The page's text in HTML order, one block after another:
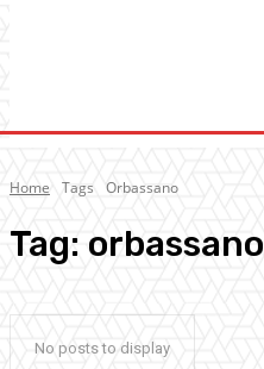
Home Tags Orbassano
Tag: orbassano
No posts to display